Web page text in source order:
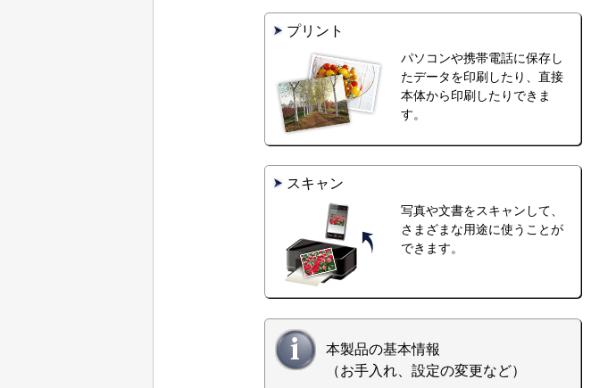
プリント
パソコンや携帯電話に保存し
たデータを印刷したり、直接
本体から印刷したりできま
す。
スキャン
写真や文書をスキャンして、
さまざまな用途に使うことが
できます。
本製品の基本情報
（お手入れ、設定の変更など）